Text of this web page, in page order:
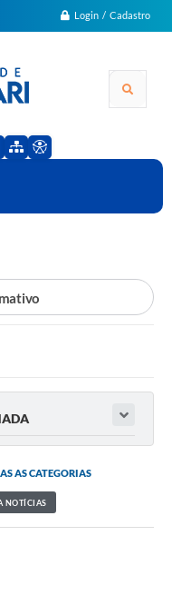
Login / Cadastro
AS CATEGORIAS
NOTÍCIAS